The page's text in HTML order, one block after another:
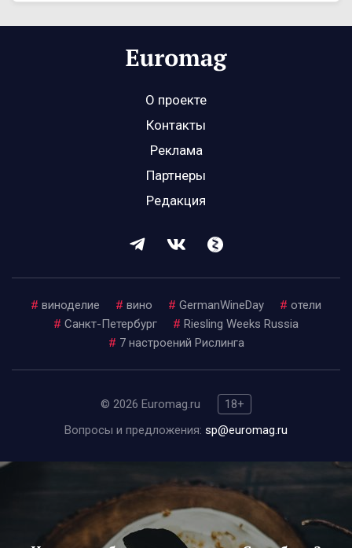
О проекте
Контакты
Реклама
Партнеры
Редакция
# виноделие # вино # GermanWineDay # отели
# Санкт-Петербург # Riesling Weeks Russia
# 7 настроений Рислинга
© 2026 Euromag.ru
18+
Вопросы и предложения: sp@euromag.ru